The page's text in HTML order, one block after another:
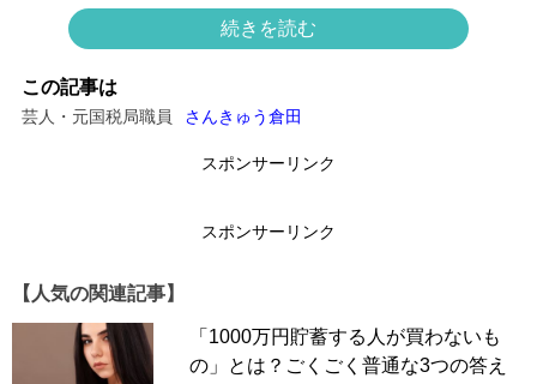
大学に進学した理由は20個ほどあって、そのうちのひと
つ、かつ主要な目的が「友達を作る」だったので、遊ぶの
は18歳〜20歳の男女になりました。XやInstagramの相互
フォローも東大生の割合が増え、大学生活の不満やパンケ
考、著しく速い情報処理。そこから「東大って面白いの
しかし、優れた部分ばかりではありません。
続きを読む
この記事は
芸人・元国税局職員 さんきゅう倉田
スポンサーリンク
スポンサーリンク
【人気の関連記事】
「1000万円貯蓄する人が買わないも
の」とは？ごくごく普通な3つの答え